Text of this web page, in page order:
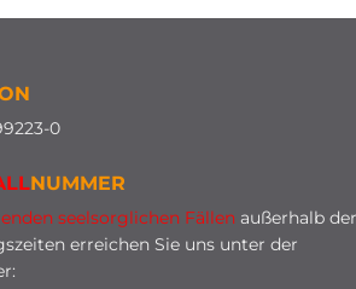
0
NUMMER
seelsorglichen Fällenaußerhalb der
erreichen Sie uns unter der